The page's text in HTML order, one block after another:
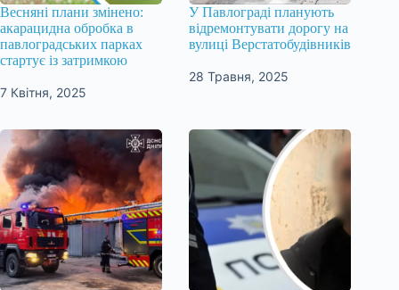
Весняні плани змінено:
акарацидна обробка в
павлоградських парках
стартує із затримкою
7 Квітня, 2025
У Павлограді планують
відремонтувати дорогу на
вулиці Верстатобудівників
28 Травня, 2025